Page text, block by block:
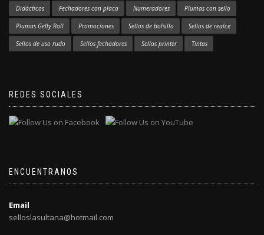
Didácticos Fechadores con placa Numeradores Plumas con sello
Plumas Gelly Roll Promociones Sellos de bolsillo Sellos de realce
Sellos de uso rudo Sellos fechadores Sellos printer Tintas
REDES SOCIALES
ENCUENTRANOS
Email
selloslasultana@hotmail.com